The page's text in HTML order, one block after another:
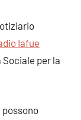
Iafue
Sociale per la